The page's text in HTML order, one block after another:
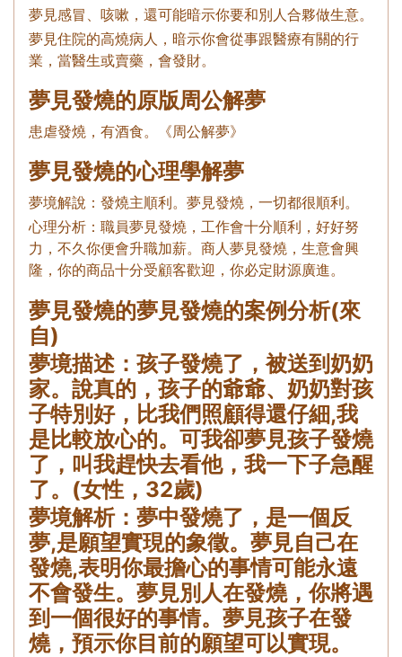
夢見感冒、咳嗽，還可能暗示你要和別人合夥做生意。
夢見住院的高燒病人，暗示你會從事跟醫療有關的行
業，當醫生或賣藥，會發財。
夢見發燒的原版周公解夢
患虐發燒，有酒食。《周公解夢》
夢見發燒的心理學解夢
夢境解說：發燒主順利。夢見發燒，一切都很順利。
心理分析：職員夢見發燒，工作會十分順利，好好努
力，不久你便會升職加薪。商人夢見發燒，生意會興
隆，你的商品十分受顧客歡迎，你必定財源廣進。
夢見發燒的夢見發燒的案例分析(來
自)
夢境描述：孩子發燒了，被送到奶奶
家。說真的，孩子的爺爺、奶奶對孩
子特別好，比我們照顧得還仔細,我
是比較放心的。可我卻夢見孩子發燒
了，叫我趕快去看他，我一下子急醒
了。(女性，32歲)
夢境解析：夢中發燒了，是一個反
夢,是願望實現的象徵。夢見自己在
發燒,表明你最擔心的事情可能永遠
不會發生。夢見別人在發燒，你將遇
到一個很好的事情。夢見孩子在發
燒，預示你目前的願望可以實現。